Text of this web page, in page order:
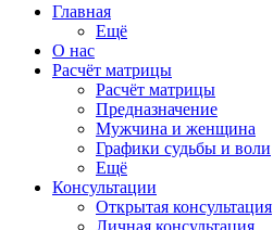
Главная
Ещё
О нас
Расчёт матрицы
Расчёт матрицы
Предназначение
Мужчина и женщина
Графики судьбы и воли
Ещё
Консультации
Открытая консультация
Личная консультация